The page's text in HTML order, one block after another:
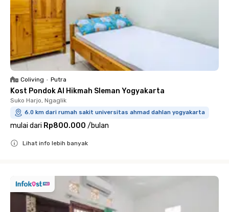
Coliving • Putra
Kost Pondok Al Hikmah Sleman Yogyakarta
Suko Harjo, Ngaglik
6.0 km dari rumah sakit universitas ahmad dahlan yogyakarta
mulai dari Rp800.000 /bulan
Lihat info lebih banyak